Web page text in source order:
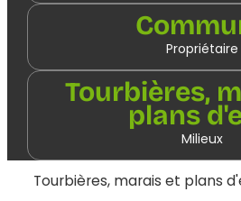
Propriétaire
Tourbières,
plans
Milieux
Tourbières, marais et plans